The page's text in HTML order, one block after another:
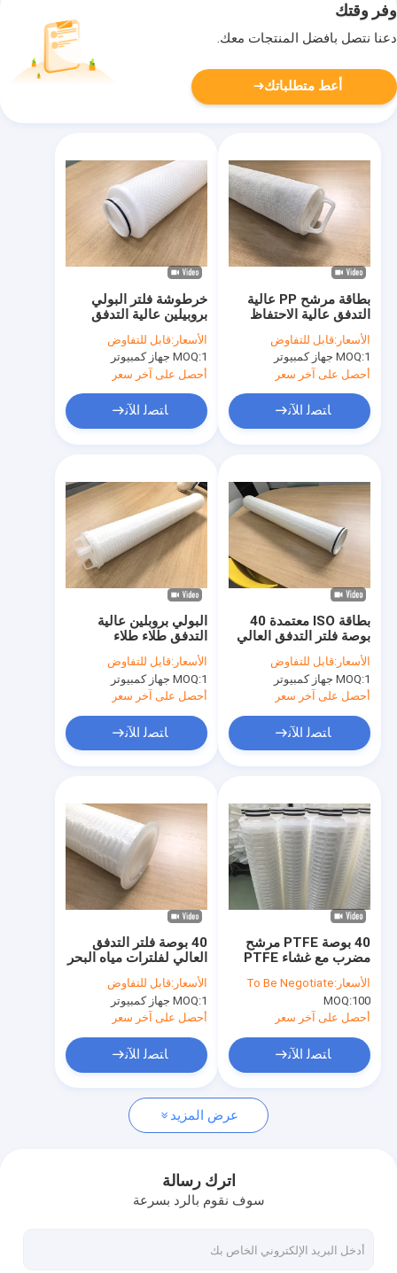
المنتجات
فيديوهات
برنامج VR
جولة في المصنع
مراقبة الجودة
اتصل بنا
خرطوشة تصفية عالية التدفق
خرطوشة تصفية مطوي
وفر وقتك
دعنا نتصل بأفضل المنتجات معك.
أعط متطلباتك
خرطوشة فلتر البولي
بروبيلين عالية التدفق
للمعالجة المسبقة لتحلية
مياه البحر
الأسعار:قابل للتفاوض
MOQ:1 جهاز كمبيوتر
أحصل على آخر سعر
ﺎﺘﺼﻟ ﺍﻶﻧ
بطاقة مرشح PP عالية
التدفق عالية الاحتفاظ
بالتراب لمعالجة مياه
البحر
الأسعار:قابل للتفاوض
MOQ:1 جهاز كمبيوتر
أحصل على آخر سعر
ﺎﺘﺼﻟ ﺍﻶﻧ
البولي بروبلين عالية
التدفق طلاء طلاء
للترشيح مياه البحر
الأسعار:قابل للتفاوض
MOQ:1 جهاز كمبيوتر
أحصل على آخر سعر
ﺎﺘﺼﻟ ﺍﻶﻧ
بطاقة ISO معتمدة 40
بوصة فلتر التدفق العالي
لفلترات مياه البحر
والتطبيقات البحرية
الأسعار:قابل للتفاوض
MOQ:1 جهاز كمبيوتر
أحصل على آخر سعر
ﺎﺘﺼﻟ ﺍﻶﻧ
40 بوصة فلتر التدفق
العالي لفلترات مياه البحر
مع سعة التدفق العالية
الأسعار:قابل للتفاوض
MOQ:1 جهاز كمبيوتر
أحصل على آخر سعر
ﺎﺘﺼﻟ ﺍﻶﻧ
40 بوصة PTFE مرشح
مضرب مع غشاء PTFE
لسرعة التدفق الكيميائية
عالية والصفاء السائل
عالية النقاء
الأسعار:To Be Negotiate
MOQ:100
أحصل على آخر سعر
ﺎﺘﺼﻟ ﺍﻶﻧ
عرض المزيد
اترك رسالة
سوف نقوم بالرد بسرعة